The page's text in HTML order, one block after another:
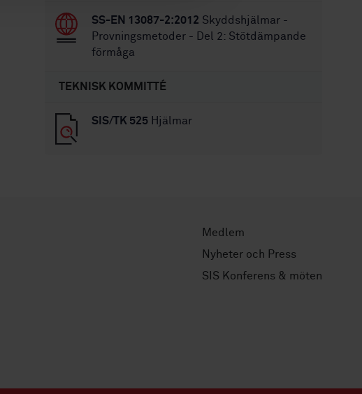
SS-EN 13087-2:2012 Skyddshjälmar -
Provningsmetoder - Del 2: Stötdämpande
förmåga
TEKNISK KOMMITTÉ
SIS/TK 525 Hjälmar
Medlem
Nyheter och Press
SIS Konferens & möten